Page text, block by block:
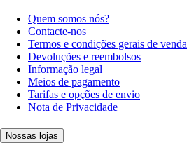
Quem somos nós?
Contacte-nos
Termos e condições gerais de venda
Devoluções e reembolsos
Informação legal
Meios de pagamento
Tarifas e opções de envio
Nota de Privacidade
Nossas lojas